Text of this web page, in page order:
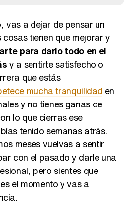
vas a dejar de pensar un
tienen que mejorar y
para darlo todo en el
y a sentirte satisfecho o
que estás
mucha tranquilidad en
y no tienes ganas de
lo que cierras ese
tenido semanas atrás.
meses vuelvas a sentir
con el pasado y darle una
pero sientes que
el momento y vas a